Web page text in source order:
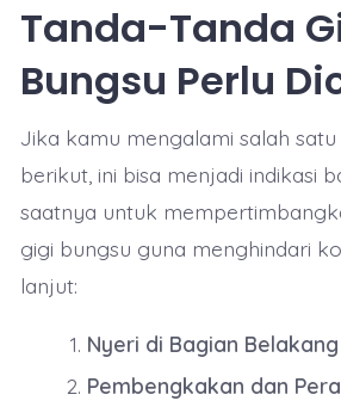
Tanda-Tanda
Bungsu Perlu
Jika kamu mengalami salah
berikut, ini bisa menjadi indikasi
saatnya untuk
gigi bungsu guna menghindari
lanjut:
Nyeri di Bagian
Pembengkakan dan